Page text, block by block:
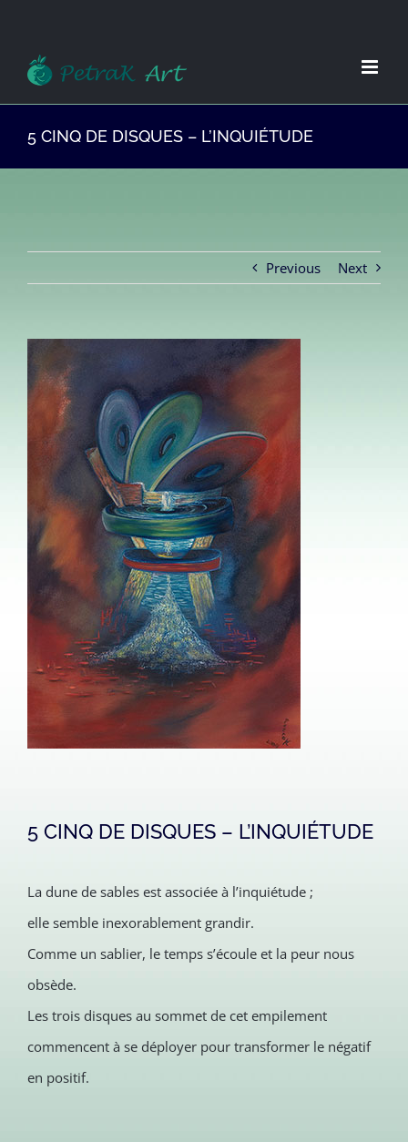
springen
5 CINQ DE DISQUES – L’INQUIÉTUDE
Previous Next
Larger
Image
5 CINQ DE DISQUES – L’INQUIÉTUDE
La dune de sables est associée à l’inquiétude ;
elle semble inexorablement grandir.
Comme un sablier, le temps s’écoule et la peur nous
obsède.
Les trois disques au sommet de cet empilement
commencent à se déployer pour transformer le négatif
en positif.